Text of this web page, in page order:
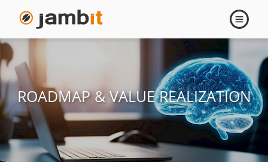
Roadmap
&
Value
Realization
öffnen
ROADMAP & VALUE REALIZATION